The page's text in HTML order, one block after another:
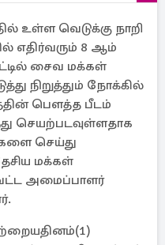
உள்ள வெடுக்கு நாறி
எதிர்வரும் 8 ஆம்
சைவ மக்கள்
நிறுத்தும் நோக்கில்
பௌத்த பீடம்
செயற்படவுள்ளதாக
செய்து
மக்கள்
அமைப்பாளர்